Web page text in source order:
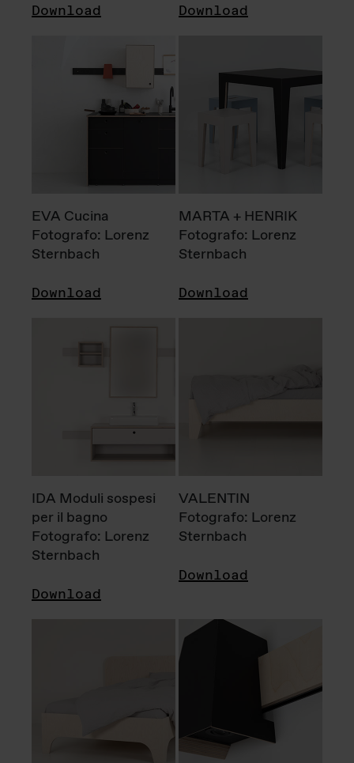
Download Download
EVA Cucina
Fotografo: Lorenz
Sternbach
Download
MARTA + HENRIK
Fotografo: Lorenz
Sternbach
Download
IDA Moduli sospesi
per il bagno
Fotografo: Lorenz
Sternbach
Download
VALENTIN
Fotografo: Lorenz
Sternbach
Download